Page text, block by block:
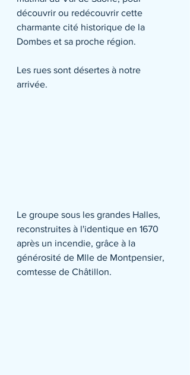
découvrir ou redécouvrir cette
charmante cité historique de la
Dombes et sa proche région.
Les rues sont désertes à notre
arrivée.
Le groupe sous les grandes Halles,
reconstruites à l'identique en 1670
après un incendie, grâce à la
générosité de Mlle de Montpensier,
comtesse de Châtillon.